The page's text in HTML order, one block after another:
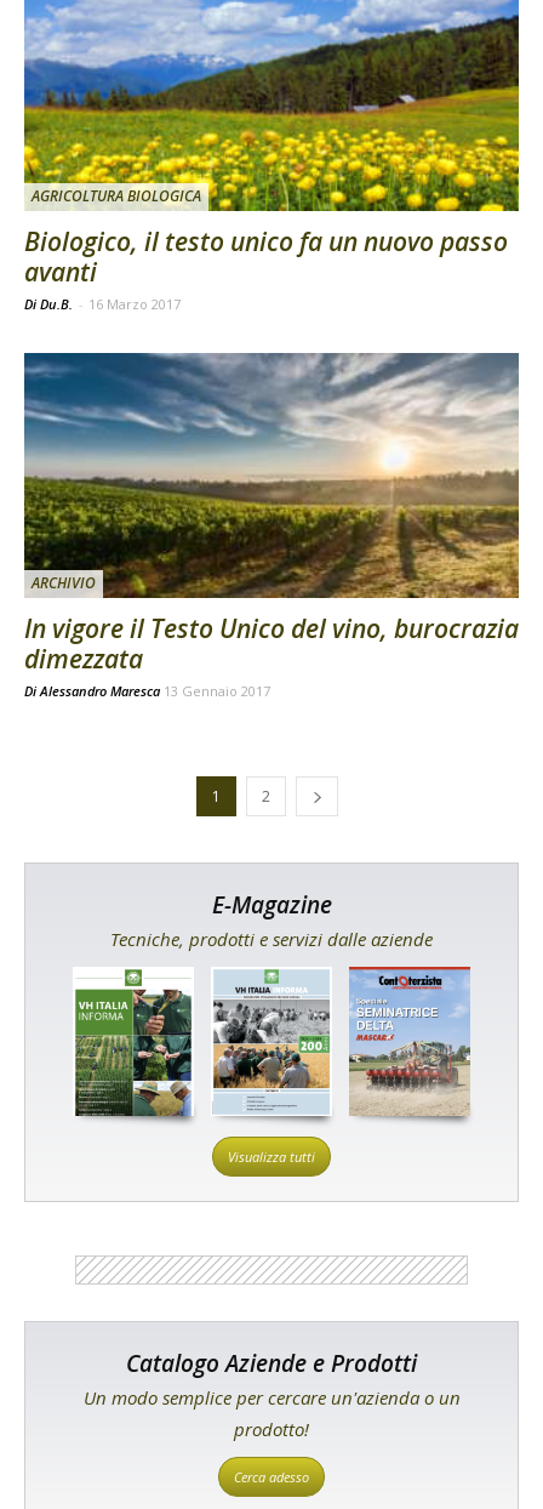
AGRICOLTURA BIOLOGICA
Biologico, il testo unico fa un nuovo passo
avanti
Di Du.B. - 16 Marzo 2017
ARCHIVIO
In vigore il Testo Unico del vino, burocrazia
dimezzata
Di Alessandro Maresca 13 Gennaio 2017
1 2
E-Magazine
Tecniche, prodotti e servizi dalle aziende
Visualizza tutti
Catalogo Aziende e Prodotti
Un modo semplice per cercare un'azienda o un
prodotto!
Cerca adesso